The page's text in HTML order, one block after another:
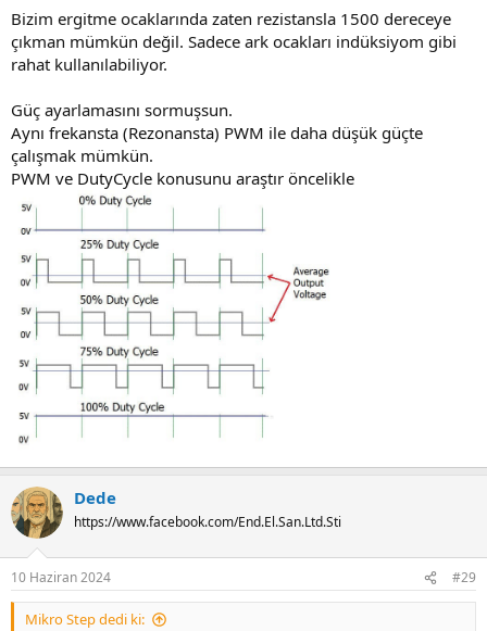
ısıtmanın yolu yok mu?
12 Volt 16 Amper LED trafosu ile besleyeceğim.
Besleme gerilimini düşürsem sıcaklık da düşer ama yine de verim
Piyasaya bakıyorum hepsi normal rezistanslı mangallar. Birçok
İndüksiyonlu ocak var ama indüksiyonlu mangal bulamadım.
İndüksiyon ısıtıcı normal rezidanslara göre daha verimliyse neden
indüksiyonlu mangal yapmıyorlar?
Demek ki fazla kullanışlı değil ki yapmıyorlar diye düşünüyorum.
Bizim ergitme ocaklarında zaten rezistansla 1500 dereceye
çıkman mümkün değil. Sadece ark ocakları indüksiyom gibi
rahat kullanılabiliyor.
Güç ayarlamasını sormuşsun.
Aynı frekansta (Rezonansta) PWM ile daha düşük güçte
çalışmak mümkün.
PWM ve DutyCycle konusunu araştır öncelikle
Dede
https://www.facebook.com/End.El.San.Ltd.Sti
10 Haziran 2024 #29
Mikro Step dedi ki: